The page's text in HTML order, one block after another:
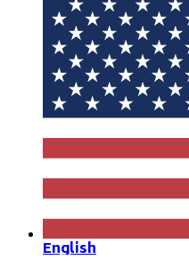
English